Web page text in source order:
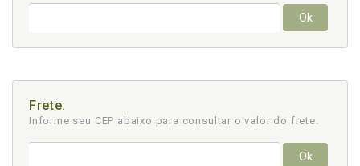
Ok
Frete:
Informe seu CEP abaixo para consultar o valor do frete.
Ok